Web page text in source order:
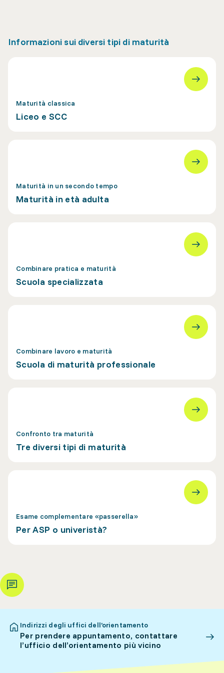
Informazioni sui diversi tipi di maturità
Maturità classica
Liceo e SCC
Maturità in un secondo tempo
Maturità in età adulta
Combinare pratica e maturità
Scuola specializzata
Combinare lavoro e maturità
Scuola di maturità professionale
Confronto tra maturità
Tre diversi tipi di maturità
Esame complementare «passerella»
Per ASP o univeristà?
Indirizzi degli uffici dell’orientamento
Per prendere appuntamento, contattare
l’ufficio dell’orientamento più vicino